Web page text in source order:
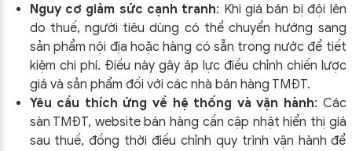
Nguy cơ giảm sức cạnh tranh: Khi giá bán bị đội lên
do thuế, người tiêu dùng có thể chuyển hướng sang
sản phẩm nội địa hoặc hàng có sẵn trong nước để tiết
kiệm chi phí. Điều này gây áp lực điều chỉnh chiến lược
giá và sản phẩm đối với các nhà bán hàng TMĐT.
Yêu cầu thích ứng về hệ thống và vận hành: Các
sàn TMĐT, website bán hàng cần cập nhật hiển thị giá
sau thuế, đồng thời điều chỉnh quy trình vận hành để